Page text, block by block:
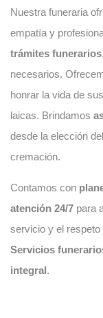
Nuestra funeraria
empatía y
trámites funerarios
necesarios.
honrar la vida de
laicas. Brindamos
desde la elección
cremación.
Contamos con
atención 24/7 para
servicio y el
Servicios
integral.